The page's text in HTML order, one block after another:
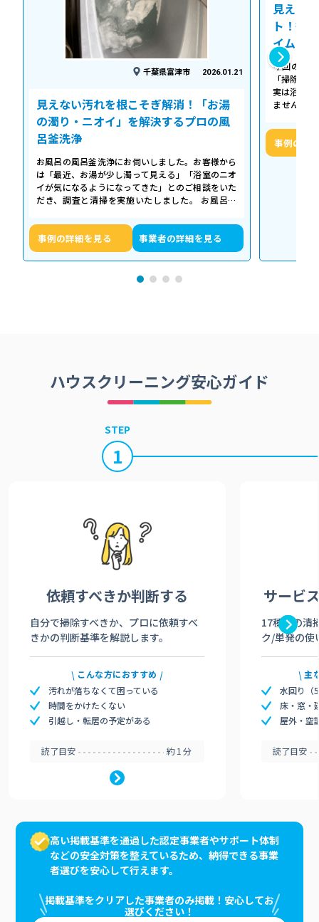
千葉県富津市 2026.01.21
見えない汚れを根こそぎ解消！「お湯
の濁り・ニオイ」を解決するプロの風
呂釜洗浄
お風呂の風呂釜洗浄にお伺いしました。お客様から
は「最近、お湯が少し濁って見える」「浴室のニオ
イが気になるようになってきた」とのご相談をいた
だき、調査と清掃を実施いたしました。 お風呂の
事例の詳細を見る 事業者の詳細を見る
見えな
ト！徹
イム
今回の作
「掃除し
実は浴槽
ません。
事例の詳
ハウスクリーニング安心ガイド
STEP
1
依頼すべきか判断する
自分で掃除すべきか、プロに依頼すべ
きかの判断基準を解説します。
こんな方におすすめ
汚れが落ちなくて困っている
時間をかけたくない
引越し・転居の予定がある
読了目安 約1分
サービ
17種類の清
ク/単発の使
主
水回り（
床・窓・
屋外・空
読了目安
高い掲載基準を通過した認定事業者やサポート体制
などの安全対策を整えているため、納得できる事業
者選びを安心して行えます。
掲載基準をクリアした事業者のみ掲載！安心してお
選びください！